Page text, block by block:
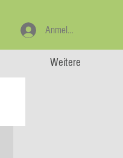
Weitere
Anmelden